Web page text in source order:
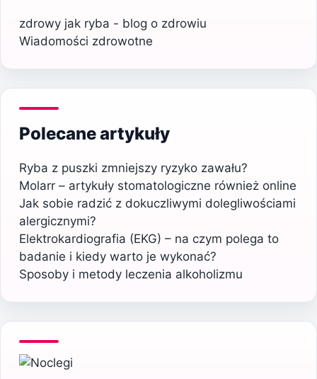
zdrowy jak ryba - blog o zdrowiu
Wiadomości zdrowotne
Polecane artykuły
Ryba z puszki zmniejszy ryzyko zawału?
Molarr – artykuły stomatologiczne również online
Jak sobie radzić z dokuczliwymi dolegliwościami
alergicznymi?
Elektrokardiografia (EKG) – na czym polega to
badanie i kiedy warto je wykonać?
Sposoby i metody leczenia alkoholizmu